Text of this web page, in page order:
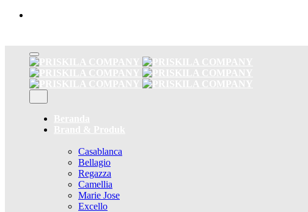
content
Casablanca
Bellagio
Regazza
Camellia
Marie Jose
Excello